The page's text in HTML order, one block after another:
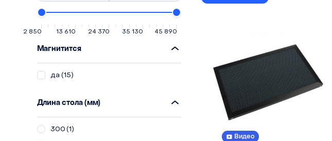
2 850 13 610 24 370 35 130 45 890
Магнитится
да (15)
Длина стола (мм)
300 (1)
Длина
оцинкованное железо
Видео